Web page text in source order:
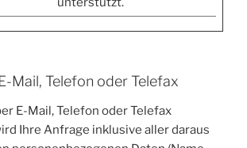
Mail, Telefon oder Telefax
E-Mail, Telefon oder Telefax
Ihre Anfrage inklusive aller daraus